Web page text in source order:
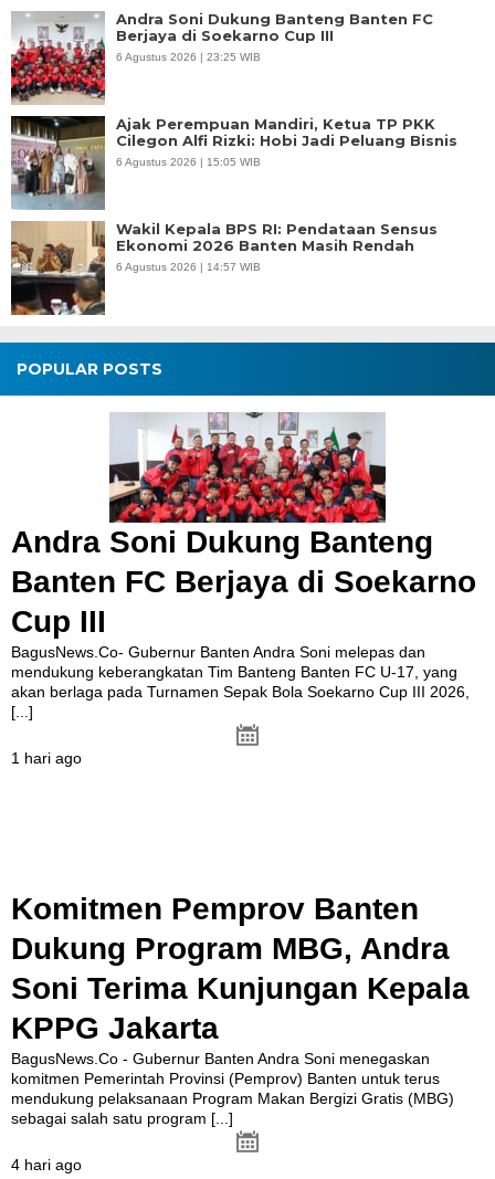
Andra Soni Dukung Banteng Banten FC
Berjaya di Soekarno Cup III
6 Agustus 2026 | 23:25 WIB
Ajak Perempuan Mandiri, Ketua TP PKK
Cilegon Alfi Rizki: Hobi Jadi Peluang Bisnis
6 Agustus 2026 | 15:05 WIB
Wakil Kepala BPS RI: Pendataan Sensus
Ekonomi 2026 Banten Masih Rendah
6 Agustus 2026 | 14:57 WIB
POPULAR POSTS
Andra Soni Dukung Banteng
Banten FC Berjaya di Soekarno
Cup III
BagusNews.Co- Gubernur Banten Andra Soni melepas dan
mendukung keberangkatan Tim Banteng Banten FC U-17, yang
akan berlaga pada Turnamen Sepak Bola Soekarno Cup III 2026,
[...]
1 hari ago
Komitmen Pemprov Banten
Dukung Program MBG, Andra
Soni Terima Kunjungan Kepala
KPPG Jakarta
BagusNews.Co - Gubernur Banten Andra Soni menegaskan
komitmen Pemerintah Provinsi (Pemprov) Banten untuk terus
mendukung pelaksanaan Program Makan Bergizi Gratis (MBG)
sebagai salah satu program [...]
4 hari ago